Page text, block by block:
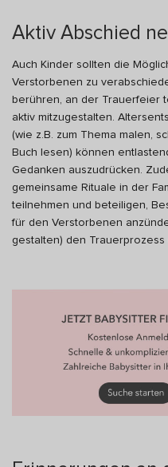
Aktiv Abschied
Auch Kinder sollten die
Verstorbenen zu
berühren, an der Trauerfeier
aktiv mitzugestalten.
(wie z.B. zum Thema malen,
Buch lesen) können
Gedanken auszudrücken.
gemeinsame Rituale in der
teilnehmen und beteiligen,
für den Verstorbenen
gestalten) den Trauerprozess